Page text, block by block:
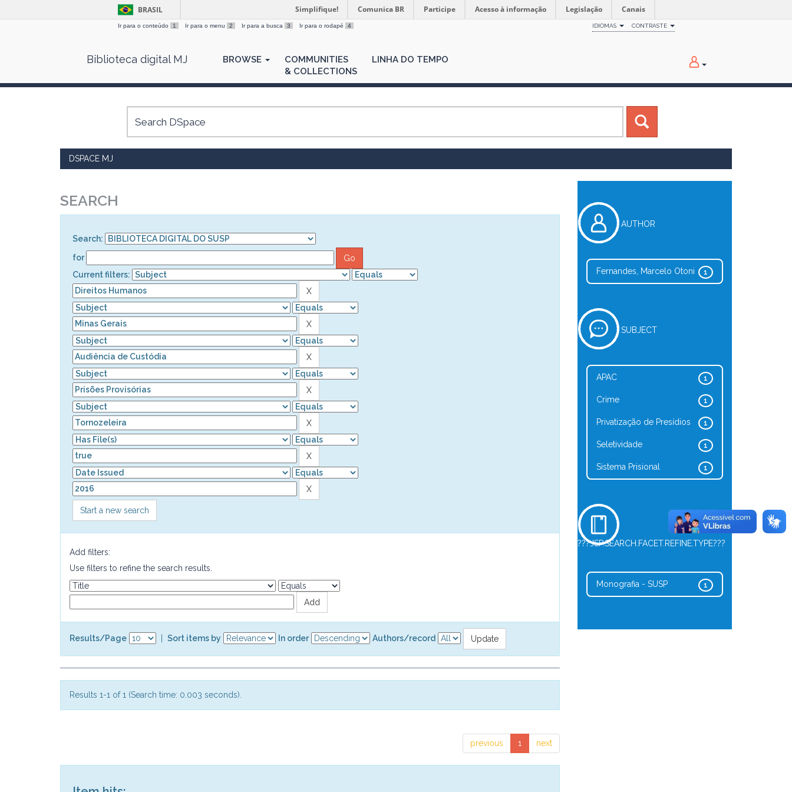
BRASIL Simplifique! Comunica BR Participe Acesso à informação Legislação Canais
Ir para o conteúdo 1 Ir para o menu 2 Ir para a busca 3 Ir para o rodapé 4 IDIOMAS CONTRASTE
Biblioteca digital MJ BROWSE
COMMUNITIES
& COLLECTIONS
LINHA DO TEMPO
DSPACE MJ
SEARCH
Search:
for
Current filters:
Start a new search
Add filters:
Use filters to refine the search results.
Results/Page Sort items by In order Authors/record
Results 1-1 of 1 (Search time: 0.003 seconds).
previous 1 next
AUTHOR
1
Fernandes, Marcelo Otoni
SUBJECT
1
APAC
1
Crime
1
Privatização de Presídios
1
Seletividade
1
Sistema Prisional
???JSP.SEARCH.FACET.REFINE.TYPE???
1
Monografia - SUSP